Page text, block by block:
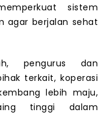
sistem
agar berjalan sehat
pengurus dan
terkait, koperasi
lebih maju,
tinggi dalam